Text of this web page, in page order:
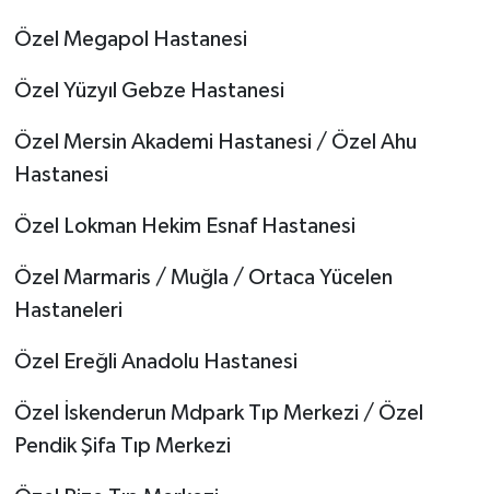
Özel Megapol Hastanesi
Özel Yüzyıl Gebze Hastanesi
Özel Mersin Akademi Hastanesi / Özel Ahu
Hastanesi
Özel Lokman Hekim Esnaf Hastanesi
Özel Marmaris / Muğla / Ortaca Yücelen
Hastaneleri
Özel Ereğli Anadolu Hastanesi
Özel İskenderun Mdpark Tıp Merkezi / Özel
Pendik Şifa Tıp Merkezi